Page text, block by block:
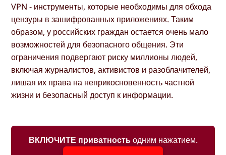
VPN - инструменты, которые необходимы для обхода
цензуры в зашифрованных приложениях. Таким
образом, у российских граждан остается очень мало
возможностей для безопасного общения. Эти
ограничения подвергают риску миллионы людей,
включая журналистов, активистов и разоблачителей,
лишая их права на неприкосновенность частной
жизни и безопасный доступ к информации.
ВКЛЮЧИТЕ приватностьодним нажатием.